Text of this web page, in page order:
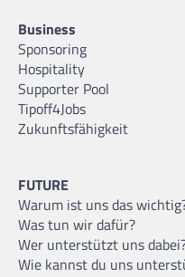
Business
Sponsoring
Hospitality
Supporter Pool
Tipoff4Jobs
Zukunftsfähigkeit
FUTURE
Warum ist uns das
Was tun wir dafür?
Wer unterstützt uns
Wie kannst du uns